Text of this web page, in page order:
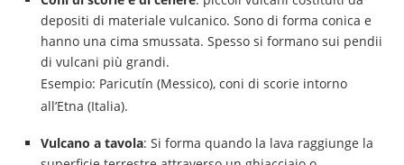
depositi di materiale vulcanico. Sono di forma conica e
hanno una cima smussata. Spesso si formano sui pendii
di vulcani più grandi.
Esempio: Paricutín (Messico), coni di scorie intorno
all’Etna (Italia).
Vulcano a tavola: Si forma quando la lava raggiunge la